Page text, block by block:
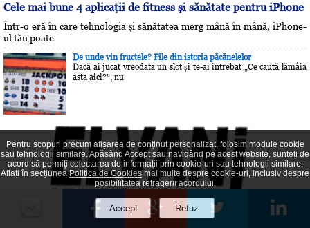
Cele mai bune 4 aplicaţii de fitness şi sănătate pentru iPhone
Într-o eră în care tehnologia și sănătatea merg mână în mână, iPhone-
ul tău poate
De unde vin fructele? File din istoria păcănelelor
Dacă ai jucat vreodată un slot și te-ai întrebat „Ce caută lămâia
asta aici?”, nu
Pentru scopuri precum afișarea de conținut personalizat, folosim module cookie
sau tehnologii similare. Apăsând Accept sau navigând pe acest website, sunteți de
acord să permiți colectarea de informații prin cookie-uri sau tehnologii similare.
Aflați în secțiuneaPolitica de Cookies mai multe despre cookie-uri, inclusiv despre
posibilitatea retragerii acordului.